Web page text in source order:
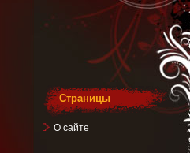
Страницы
О сайте